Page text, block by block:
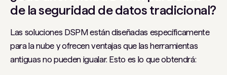
de la seguridad de datos tradicional?
Las soluciones DSPM están diseñadas específicamente
para la nube y ofrecen ventajas que las herramientas
antiguas no pueden igualar. Esto es lo que obtendrá: